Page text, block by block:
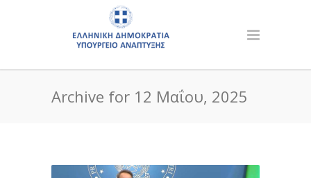
Archive for 12 Μαΐου, 2025